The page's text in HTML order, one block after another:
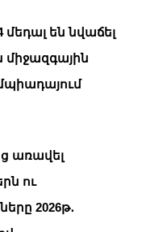
մեդալ են նվաճել
առավել
ու
2026թ․